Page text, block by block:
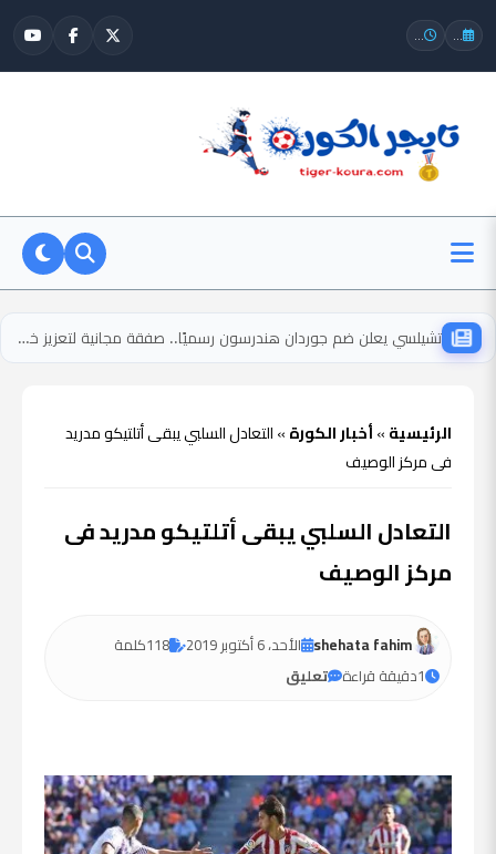
...
...
تشيلسي يعلن ضم جوردان هندرسون رسميًا.. صفقة مجانية لتعزيز خط الوسط
الرئيسية»أخبار الكورة»التعادل السلبي يبقى أتلتيكو مدريد
فى مركز الوصيف
التعادل السلبي يبقى أتلتيكو مدريد فى
مركز الوصيف
shehata fahim الأحد، 6 أكتوبر 2019 118كلمة
1دقيقة قراءة تعليق